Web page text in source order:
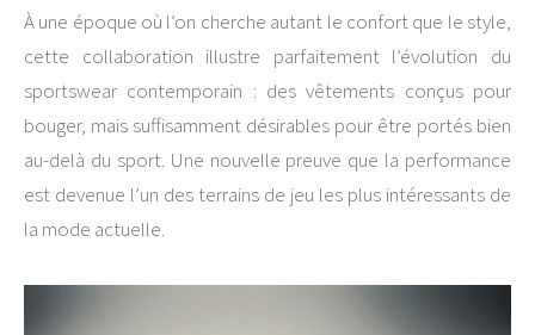
À une époque où l’on cherche autant le confort que le style,
cette collaboration illustre parfaitement l’évolution du
sportswear contemporain : des vêtements conçus pour
bouger, mais suffisamment désirables pour être portés bien
au-delà du sport. Une nouvelle preuve que la performance
est devenue l’un des terrains de jeu les plus intéressants de
la mode actuelle.